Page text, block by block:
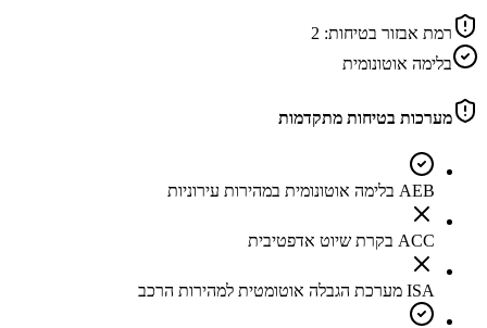
רמת אבזור בטיחות: 2
בלימה אוטונומית
מערכות בטיחות מתקדמות
AEB בלימה אוטונומית במהירות עירוניות
ACC בקרת שיוט אדפטיבית
ISA מערכת הגבלה אוטומטית למהירות הרכב